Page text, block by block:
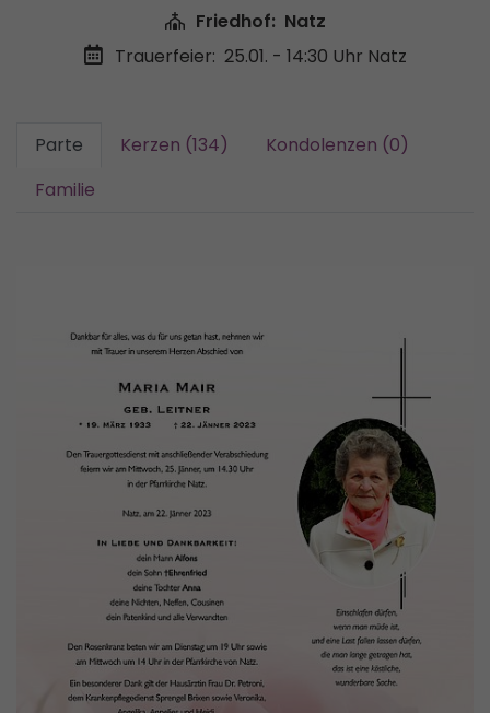
Friedhof: Natz
Trauerfeier: 25.01. - 14:30 Uhr Natz
Parte Kerzen (134)
Kondolenzen (0)
Familie